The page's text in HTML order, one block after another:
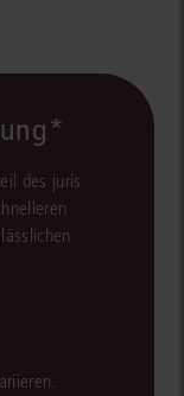
des juris